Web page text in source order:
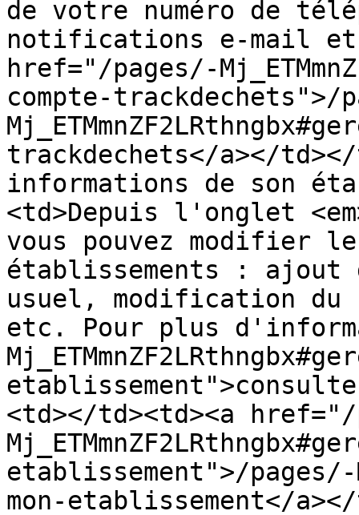
de votre numéro de
notifications e-mail
href="/pages/-
compte-trackdechets">/
trackdechets</a></
informations de son
<td>Depuis l'onglet
vous pouvez modifier
établissements : ajout
usuel, modification du
etc. Pour plus
<td></td><td><a
etablissement">/pages/-
mon-etablissement</